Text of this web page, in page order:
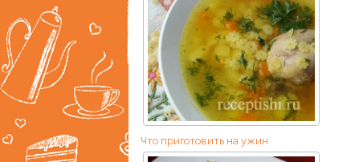
Что приготовить на ужин